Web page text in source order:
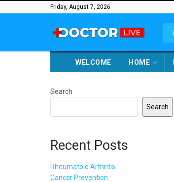
Friday, August 7, 2026
WELCOME HOME
Search
Search
Recent Posts
Rheumatoid Arthritis
Cancer Prevention